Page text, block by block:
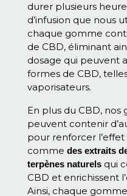
durer plusieurs
d’infusion que nous
chaque gomme
de CBD, éliminant
dosage qui peuvent
formes de CBD,
vaporisateurs.
En plus du CBD, nos
peuvent contenir
pour renforcer
comme des extraits
terpènes naturels qui
CBD et enrichissent
Ainsi, chaque